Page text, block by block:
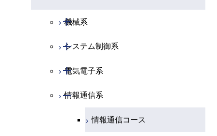
物理学系
物理学コース
物質・情報卓越コース
化学系
化学コース
エネルギーコース
エネルギー・情報コース
地球惑星科学系
地球惑星科学コース
地球生命コース
専門科目
機械系
開閉
機械コース
エネルギーコース
エネルギー・情報コース
エンジニアリングデザイン
システム制御系
開閉
システム制御コース
エンジニアリングデザイン
電気電子系
開閉
電気電子コース
エネルギーコース
情報通信系
開閉
情報通信コース